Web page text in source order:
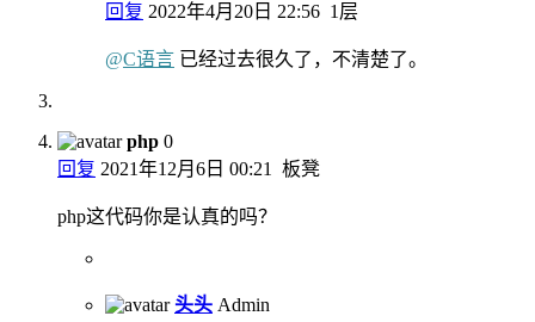
回复 2022年4月20日 22:56 1层
@C语言 已经过去很久了，不清楚了。
php 0
回复 2021年12月6日 00:21 板凳
php这代码你是认真的吗？
头头 Admin